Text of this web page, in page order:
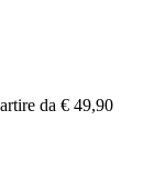
da € 49,90